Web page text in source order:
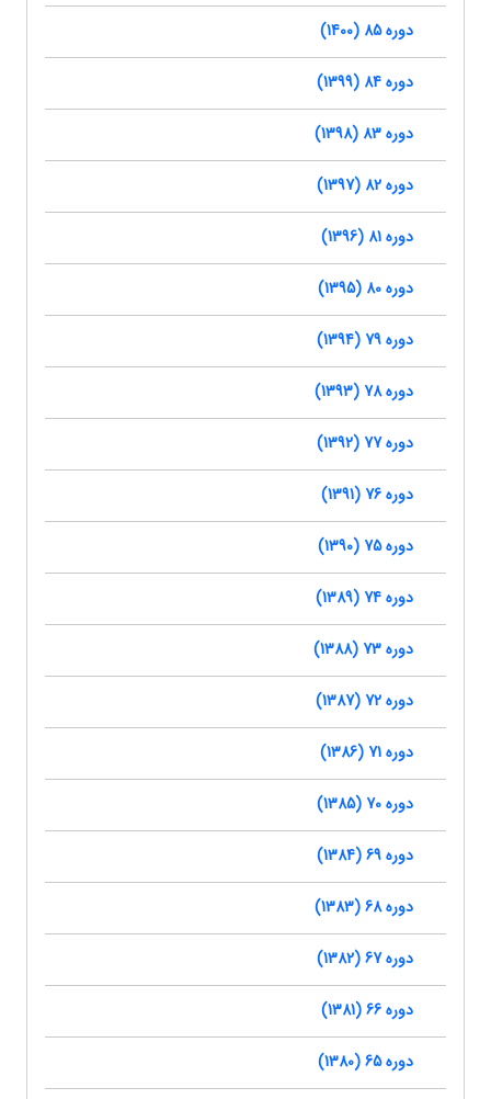
دوره 85 (1400)
دوره 84 (1399)
دوره 83 (1398)
دوره 82 (1397)
دوره 81 (1396)
دوره 80 (1395)
دوره 79 (1394)
دوره 78 (1393)
دوره 77 (1392)
دوره 76 (1391)
دوره 75 (1390)
دوره 74 (1389)
دوره 73 (1388)
دوره 72 (1387)
دوره 71 (1386)
دوره 70 (1385)
دوره 69 (1384)
دوره 68 (1383)
دوره 67 (1382)
دوره 66 (1381)
دوره 65 (1380)